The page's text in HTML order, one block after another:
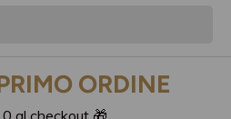
ORDINE